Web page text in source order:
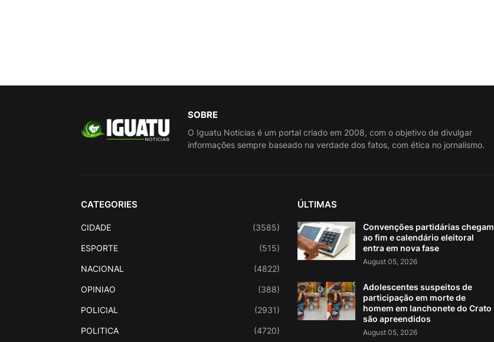
SOBRE
O Iguatu Noticias é um portal criado em 2008, com o objetivo de divulgar
informações sempre baseado na verdade dos fatos, com ética no jornalismo.
CATEGORIES
CIDADE (3585)
ESPORTE (515)
NACIONAL (4822)
OPINIAO (388)
POLICIAL (2931)
POLITICA (4720)
ÚLTIMAS
Convenções partidárias chegam
ao fim e calendário eleitoral
entra em nova fase
August 05, 2026
Adolescentes suspeitos de
participação em morte de
homem em lanchonete do Crato
são apreendidos
August 05, 2026